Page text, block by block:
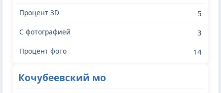
5
3
14
Кочубеевский мо